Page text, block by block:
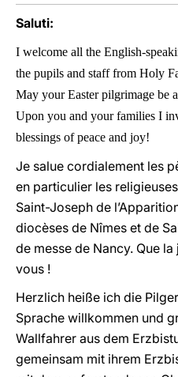
Saluti:
I welcome all the English-
the pupils and staff from Holy
May your Easter pilgrimage be
Upon you and your families I
blessings of peace and joy!
Je salue cordialement les
en particulier les
Saint-Joseph de
diocèses de Nîmes et de
de messe de Nancy. Que
vous !
Herzlich heiße ich die
Sprache willkommen und
Wallfahrer aus dem
gemeinsam mit ihrem